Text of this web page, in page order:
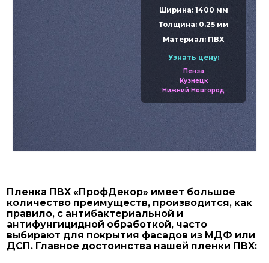
Ширина: 1400 мм
Толщина: 0.25 мм
Материал: ПВХ
Узнать цену:
Пенза
Кузнецк
Нижний Новгород
Пленка ПВХ «ПрофДекор» имеет большое
количество преимуществ, производится, как
правило, с антибактериальной и
антифунгицидной обработкой, часто
выбирают для покрытия фасадов из МДФ или
ДСП. Главное достоинства нашей пленки ПВХ: